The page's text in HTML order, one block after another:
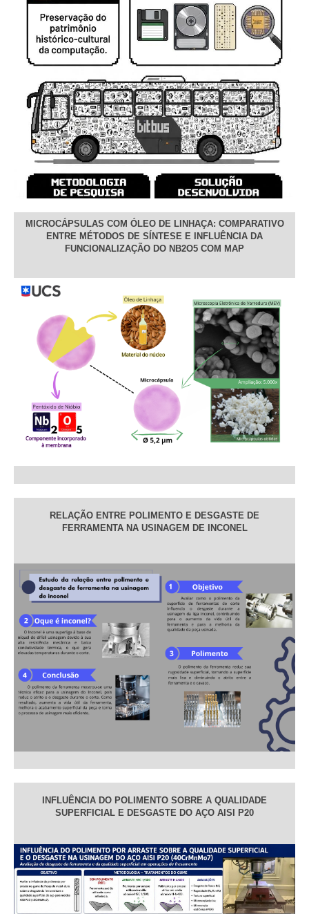
MICROCÁPSULAS COM ÓLEO DE LINHAÇA: COMPARATIVO
ENTRE MÉTODOS DE SÍNTESE E INFLUÊNCIA DA
FUNCIONALIZAÇÃO DO NB2O5 COM MAP
RELAÇÃO ENTRE POLIMENTO E DESGASTE DE
FERRAMENTA NA USINAGEM DE INCONEL
INFLUÊNCIA DO POLIMENTO SOBRE A QUALIDADE
SUPERFICIAL E DESGASTE DO AÇO AISI P20